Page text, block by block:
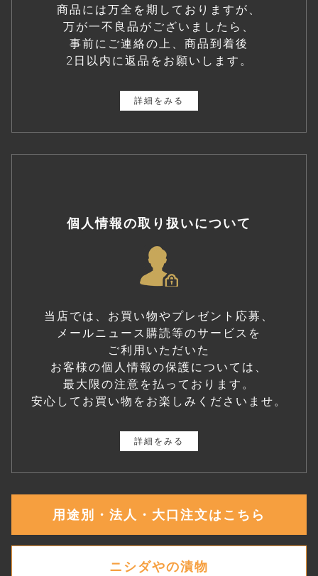
商品には万全を期しておりますが、
万が一不良品がございましたら、
事前にご連絡の上、商品到着後
2日以内に返品をお願いします。
詳細をみる
個人情報の取り扱いについて
当店では、お買い物やプレゼント応募、
メールニュース購読等のサービスを
ご利用いただいた
お客様の個人情報の保護については、
最大限の注意を払っております。
安心してお買い物をお楽しみくださいませ。
詳細をみる
用途別・法人・大口注文はこちら
ニシダやの漬物